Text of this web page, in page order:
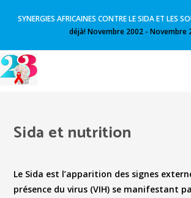
SYNERGIES AFRICAINES CONTRE LE SIDA ET LES
déjà! Novembre 2002 - Novembre
Sida et nutrition
Le Sida est l’apparition des signes
présence du virus (VIH) se manifestant